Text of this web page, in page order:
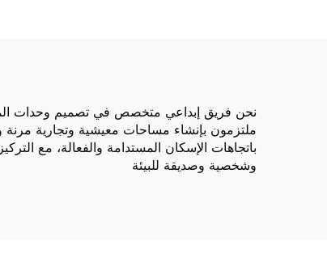
نحن فريق إبداعي متخصص في تصميم وحدات
ملتزمون بإنشاء مساحات معيشية وتجارية مرنة
باتجاهات الإسكان المستدامة والفعالة، مع
وشخصية وصديقة للبيئة